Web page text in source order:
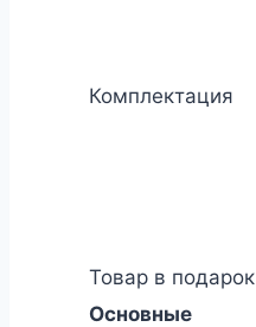
Комплектация
Товар в подарок
Основные